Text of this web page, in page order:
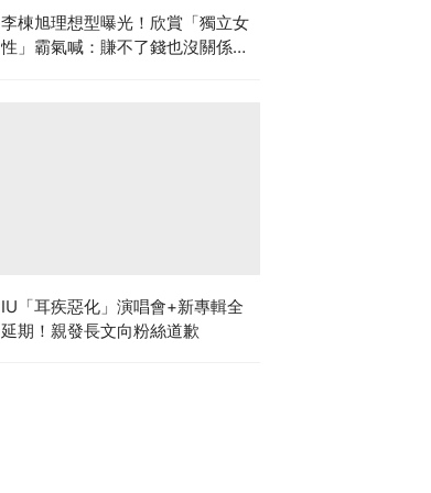
李棟旭理想型曝光！欣賞「獨立女
性」霸氣喊：賺不了錢也沒關係，
IU「耳疾惡化」演唱會+新專輯全
延期！親發長文向粉絲道歉